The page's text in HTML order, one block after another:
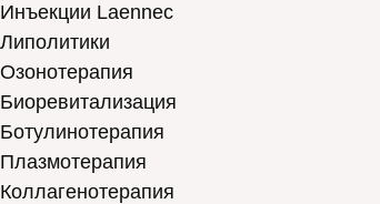
Инъекции Laennec
Липолитики
Озонотерапия
Биоревитализация
Ботулинотерапия
Плазмотерапия
Коллагенотерапия